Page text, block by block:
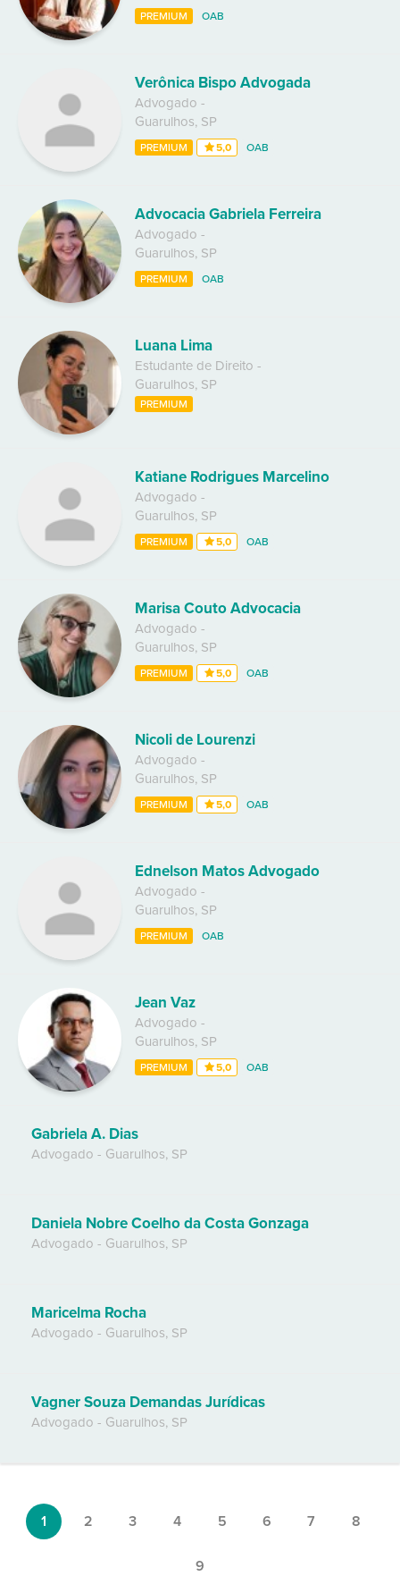
PREMIUM OAB
Verônica Bispo Advogada
Advogado -
Guarulhos, SP
PREMIUM 5,0 OAB
Advocacia Gabriela Ferreira
Advogado -
Guarulhos, SP
PREMIUM OAB
Luana Lima
Estudante de Direito -
Guarulhos, SP
PREMIUM
Katiane Rodrigues Marcelino
Advogado -
Guarulhos, SP
PREMIUM 5,0 OAB
Marisa Couto Advocacia
Advogado -
Guarulhos, SP
PREMIUM 5,0 OAB
Nicoli de Lourenzi
Advogado -
Guarulhos, SP
PREMIUM 5,0 OAB
Ednelson Matos Advogado
Advogado -
Guarulhos, SP
PREMIUM OAB
Jean Vaz
Advogado -
Guarulhos, SP
PREMIUM 5,0 OAB
Gabriela A. Dias
Advogado - Guarulhos, SP
Daniela Nobre Coelho da Costa Gonzaga
Advogado - Guarulhos, SP
Maricelma Rocha
Advogado - Guarulhos, SP
Vagner Souza Demandas Jurídicas
Advogado - Guarulhos, SP
1 2 3 4 5 6 7 8
9